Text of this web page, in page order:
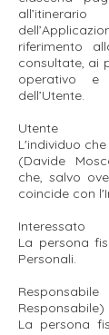
riferimento
consultate, ai
operativo e
dell’Utente.
Utente
L'individuo
(Davide
che, salvo
coincide con
Interessato
La persona
Personali.
Responsabile)
La persona